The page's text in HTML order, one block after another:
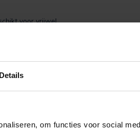
Details
om functies voor social
voor vrijwel